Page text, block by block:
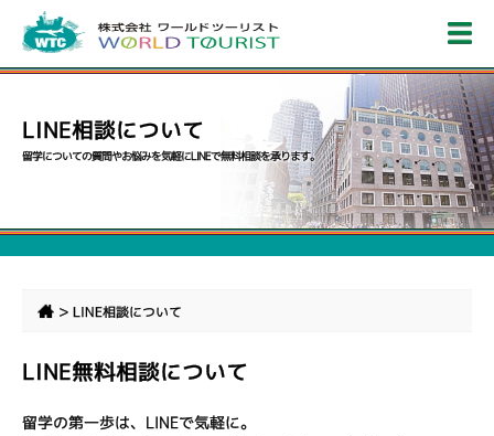
LINE相談について
留学についての質問やお悩みを気軽にLINEで無料相談を承ります。
> LINE相談について
LINE無料相談について
留学の第一歩は、LINEで気軽に。